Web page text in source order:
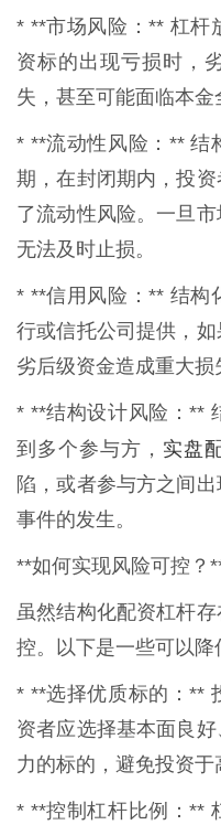
* **市场风险：** 杠杆
资标的出现亏损时，
失，甚至可能面临本金
* **流动性风险：** 结
期，在封闭期内，投
了流动性风险。一旦
无法及时止损。
* **信用风险：** 结构
行或信托公司提供，
劣后级资金造成重大损
* **结构设计风险：**
到多个参与方， 实盘
陷，或者参与方之间
事件的发生。
**如何实现风险可控？
虽然结构化配资杠杆
控。以下是一些可以降
* **选择优质标的：**
资者应选择基本面良
力的标的，避免投资于
* **控制杠杆比例：**